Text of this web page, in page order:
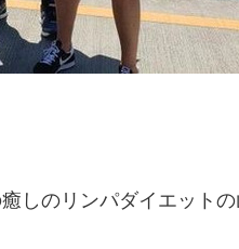
しのリンパダイエット